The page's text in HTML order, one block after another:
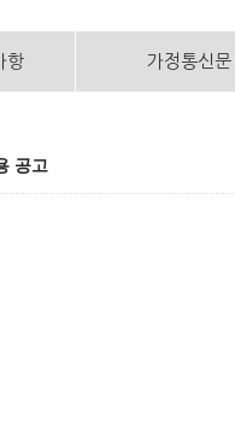
항 가정통신문
공고